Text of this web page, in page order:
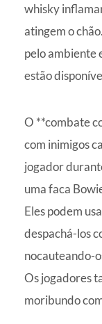
whisky
atingem o
pelo ambiente
estão
O **combate
com inimigos
jogador
uma faca
Eles podem
despachá-los
nocauteando-
Os jogadores
moribundo